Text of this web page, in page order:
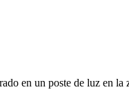
en un poste de luz en la